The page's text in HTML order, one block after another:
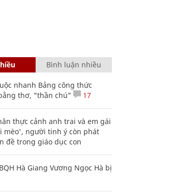
Bình luận nhiều
nhanh Bảng công thức
thơ, "thần chú"
17
thực cảnh anh trai và em gái
mèo', người tinh ý còn phát
đề trong giáo dục con
Hà Giang Vương Ngọc Hà bị